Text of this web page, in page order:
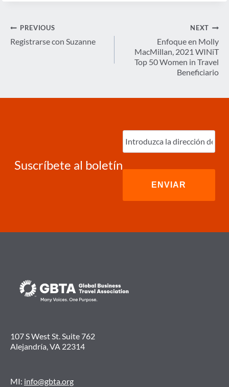
Navegación
de
PREVIOUS
Registrarse con Suzanne
NEXT
Enfoque en Molly
MacMillan, 2021 WINiT
Top 50 Women in Travel
Beneficiario
Suscríbete al boletín
Ingrese
correo
electrónico
107 S West St. Suite 762
Alejandría, VA 22314
MI: info@gbta.org